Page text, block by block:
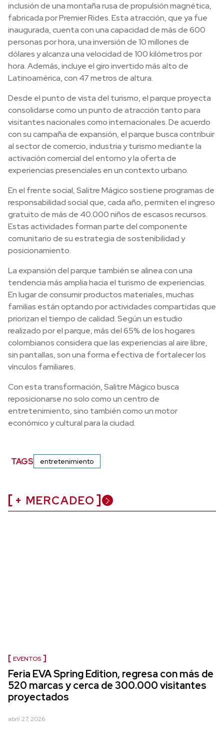
inclusión de una montaña rusa de propulsión magnética,
fabricada por Premier Rides. Esta atracción, que ya fue
inaugurada, cuenta con una capacidad de más de 600
personas por hora, una inversión de 10 millones de
dólares y alcanza una velocidad de 100 kilómetros por
hora. Además, incluye el giro invertido más alto de
Latinoamérica, con 47 metros de altura.
Desde el punto de vista del turismo, el parque proyecta
consolidarse como un punto de atracción tanto para
visitantes nacionales como internacionales. De acuerdo
con su campaña de expansión, el parque busca contribuir
al sector de comercio, industria y turismo mediante la
activación comercial del entorno y la oferta de
experiencias presenciales en un contexto urbano.
En el frente social, Salitre Mágico sostiene programas de
responsabilidad social que, cada año, permiten el ingreso
gratuito de más de 40.000 niños de escasos recursos.
Estas actividades forman parte del componente
comunitario de su estrategia de sostenibilidad y
posicionamiento.
La expansión del parque también se alinea con una
tendencia más amplia hacia el turismo de experiencias.
En lugar de consumir productos materiales, muchas
familias están optando por actividades compartidas que
priorizan el tiempo de calidad. Según un estudio
realizado por el parque, más del 65% de los hogares
colombianos considera que las experiencias al aire libre,
sin pantallas, son una forma efectiva de fortalecer los
vínculos familiares.
Con esta transformación, Salitre Mágico busca
reposicionarse no solo como un centro de
entretenimiento, sino también como un motor
económico y cultural para la ciudad.
TAGS entretenimiento
+ MERCADEO
EVENTOS
Feria EVA Spring Edition, regresa con más de
520 marcas y cerca de 300.000 visitantes
proyectados
abril 27, 2026